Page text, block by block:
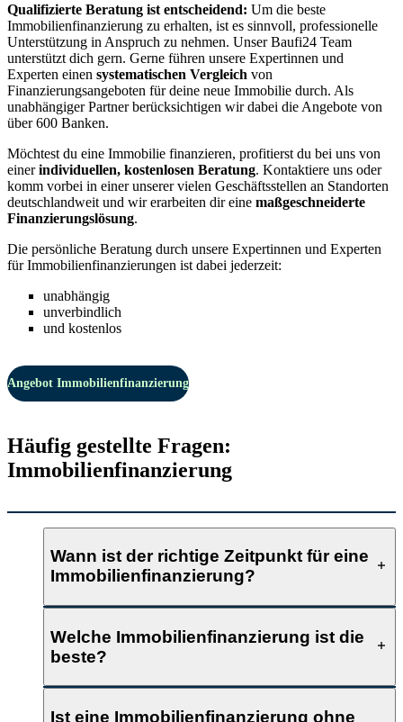
Qualifizierte Beratung ist entscheidend: Um die beste
Immobilienfinanzierung zu erhalten, ist es sinnvoll, professionelle
Unterstützung in Anspruch zu nehmen. Unser Baufi24 Team
unterstützt dich gern. Gerne führen unsere Expertinnen und
Experten einen systematischen Vergleich von
Finanzierungsangeboten für deine neue Immobilie durch. Als
unabhängiger Partner berücksichtigen wir dabei die Angebote von
über 600 Banken.
Möchtest du eine Immobilie finanzieren, profitierst du bei uns von
einerindividuellen, kostenlosen Beratung. Kontaktiere uns oder
komm vorbei in einer unserer vielen Geschäftsstellen an Standorten
deutschlandweit und wir erarbeiten dir eine maßgeschneiderte
Finanzierungslösung.
Die persönliche Beratung durch unsere Expertinnen und Experten
für Immobilienfinanzierungen ist dabei jederzeit:
unabhängig
unverbindlich
und kostenlos
Angebot Immobilienfinanzierung
Häufig gestellte Fragen:
Immobilienfinanzierung
Wann ist der richtige Zeitpunkt für eine
Immobilienfinanzierung?
Welche Immobilienfinanzierung ist die
beste?
Ist eine Immobilienfinanzierung ohne